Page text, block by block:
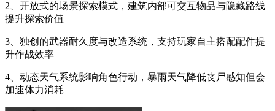
2、开放式的场景探索模式，建筑内部可交互物品与隐藏路线
提升探索价值
3、独创的武器耐久度与改造系统，支持玩家自主搭配配件提
升作战效率
4、动态天气系统影响角色行动，暴雨天气降低丧尸感知但会
加速体力消耗